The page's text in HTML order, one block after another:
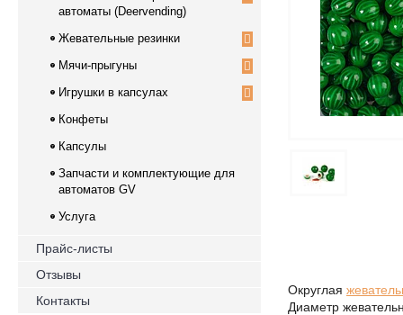
Округлая
Диаметр
автоматы (Deervending)
Жевательные резинки
Мячи-прыгуны
Игрушки в капсулах
Конфеты
Капсулы
Запчасти и комплектующие для
автоматов GV
Услуга
Прайс-листы
Отзывы
Контакты